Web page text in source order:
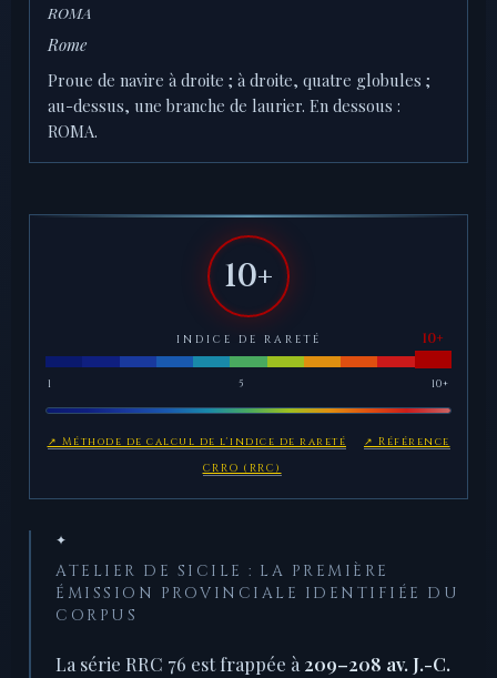
ROMA
Rome
Proue de navire à droite ; à droite, quatre globules ;
au-dessus, une branche de laurier. En dessous :
ROMA.
10+
INDICE DE RARETÉ
1 5 10+
↗ Méthode de calcul de l'indice de rareté
↗ Référence
CRRO (RRC)
✦
ATELIER DE SICILE : LA PREMIÈRE
ÉMISSION PROVINCIALE IDENTIFIÉE DU
CORPUS
La série RRC 76 est frappée à 209–208 av. J.-C.